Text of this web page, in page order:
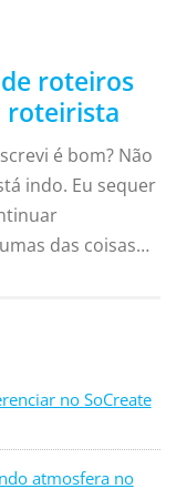
roteiros
roteirista
é bom? Não
indo. Eu sequer
das coisas
pode ser um
ser difícil se
para
trabalhando
desanimado com
no SoCreate
atmosfera no